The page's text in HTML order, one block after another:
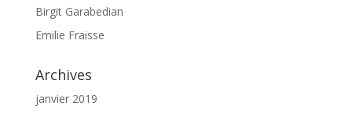
Birgit Garabedian
Emilie Fraisse
Archives
janvier 2019